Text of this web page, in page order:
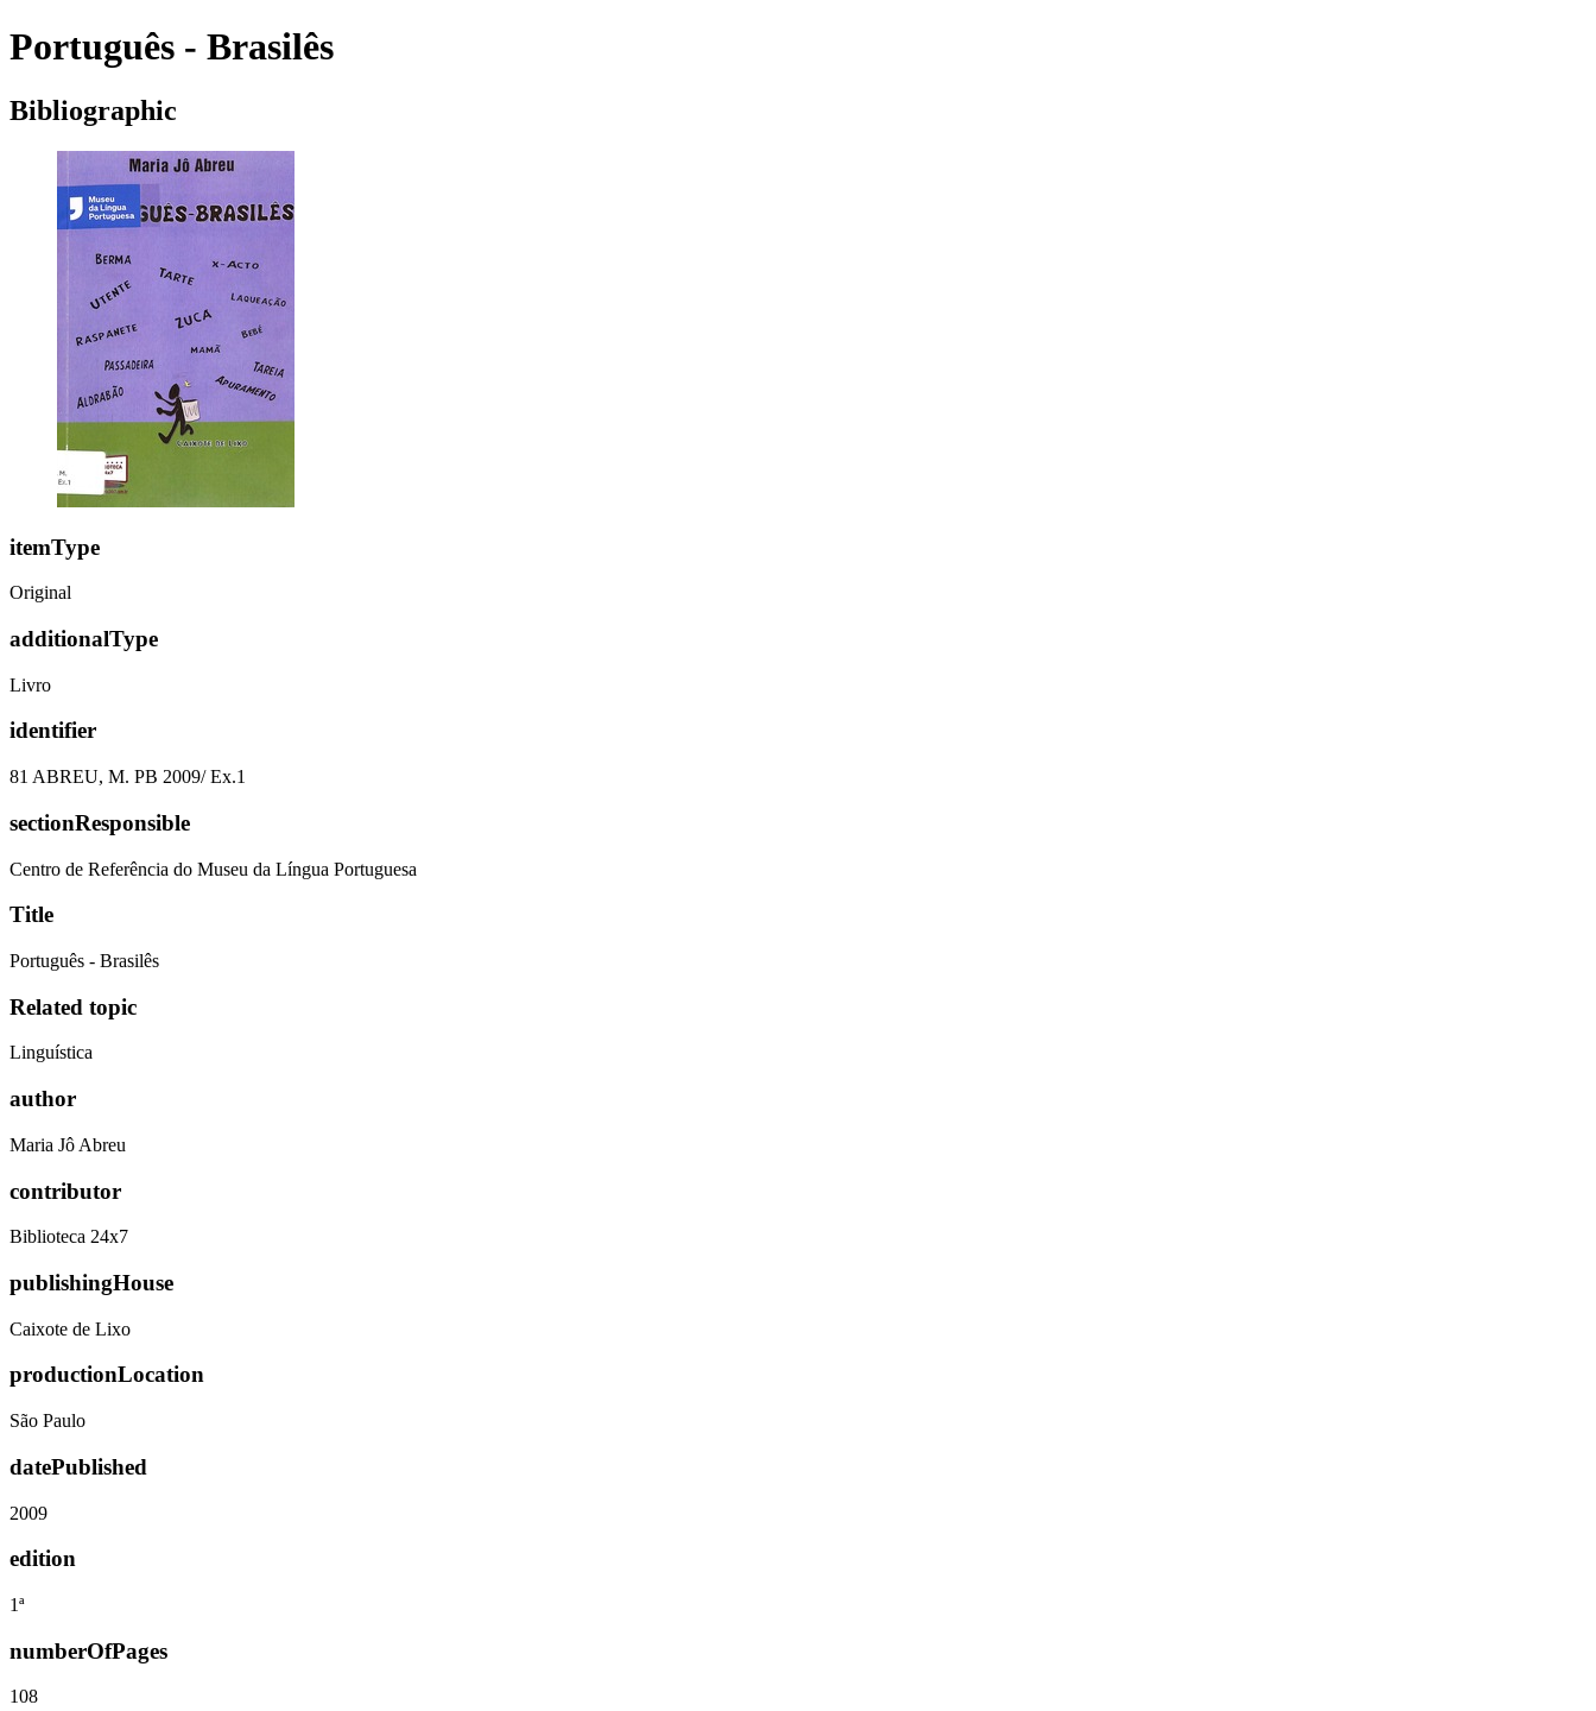
Português - Brasilês
Bibliographic
itemType
Original
additionalType
Livro
identifier
81 ABREU, M. PB 2009/ Ex.1
sectionResponsible
Centro de Referência do Museu da Língua Portuguesa
Title
Português - Brasilês
Related topic
Linguística
author
Maria Jô Abreu
contributor
Biblioteca 24x7
publishingHouse
Caixote de Lixo
productionLocation
São Paulo
datePublished
2009
edition
1ª
numberOfPages
108